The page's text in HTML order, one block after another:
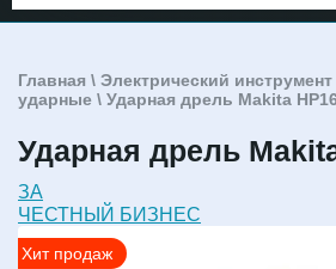
Главная \ Электрический инструмент
ударные \ Ударная дрель Makita
Ударная дрель
ЗА
ЧЕСТНЫЙ БИЗНЕС
Хит продаж